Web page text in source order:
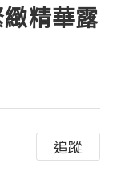
精華露
追蹤